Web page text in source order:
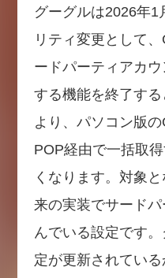
グーグルは2026年1
リティ変更として
ードパーティアカ
する機能を終了す
より、パソコン版
POP経由で一括取
くなります。対象
来の実装でサード
んでいる設定です
定が更新されてい